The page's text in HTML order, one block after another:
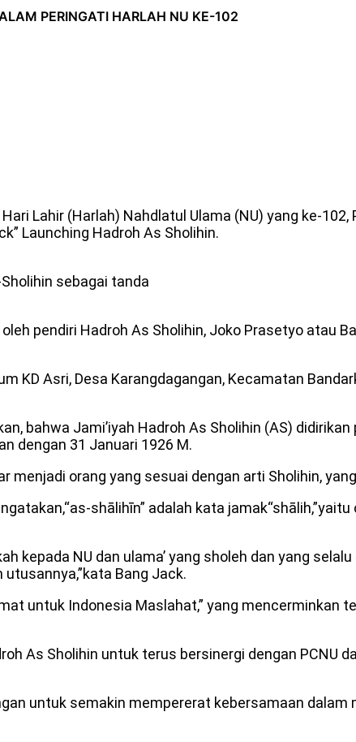
PERINGATI HARLAH NU KE-102
Lahir (Harlah) Nahdlatul Ulama (NU) yang ke-
Launching Hadroh As Sholihin.
sebagai tanda
pendiri Hadroh As Sholihin, Joko Prasetyo atau
KD Asri, Desa Karangdagangan, Kecamatan
bahwa Jami’iyah Hadroh As Sholihin (AS) didirikan
dengan 31 Januari 1926 M.
menjadi orang yang sesuai dengan arti Sholihin,
shālihīn” adalah kata
kepada NU dan ulama’ yang sholeh dan yang
Bang Jack.
untuk Indonesia Maslahat,” yang mencerminkan
As Sholihin untuk terus bersinergi dengan PCNU
untuk semakin mempererat kebersamaan